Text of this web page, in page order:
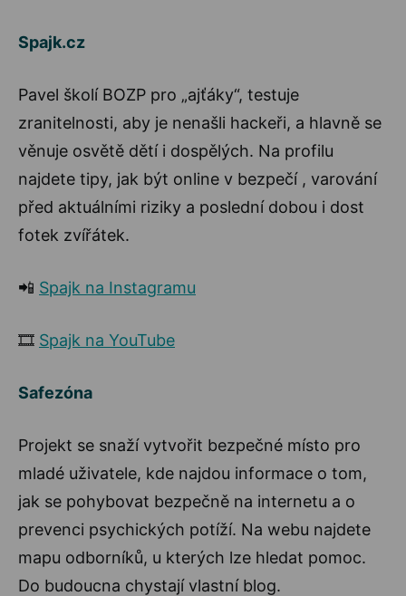
Spajk.cz
Pavel školí BOZP pro „ajťáky“, testuje
zranitelnosti, aby je nenašli hackeři, a hlavně se
věnuje osvětě dětí i dospělých. Na profilu
najdete tipy, jak být online v bezpečí , varování
před aktuálními riziky a poslední dobou i dost
fotek zvířátek.
📲 Spajk na Instagramu
🎞️ Spajk na YouTube
Safezóna
Projekt se snaží vytvořit bezpečné místo pro
mladé uživatele, kde najdou informace o tom,
jak se pohybovat bezpečně na internetu a o
prevenci psychických potíží. Na webu najdete
mapu odborníků, u kterých lze hledat pomoc.
Do budoucna chystají vlastní blog.